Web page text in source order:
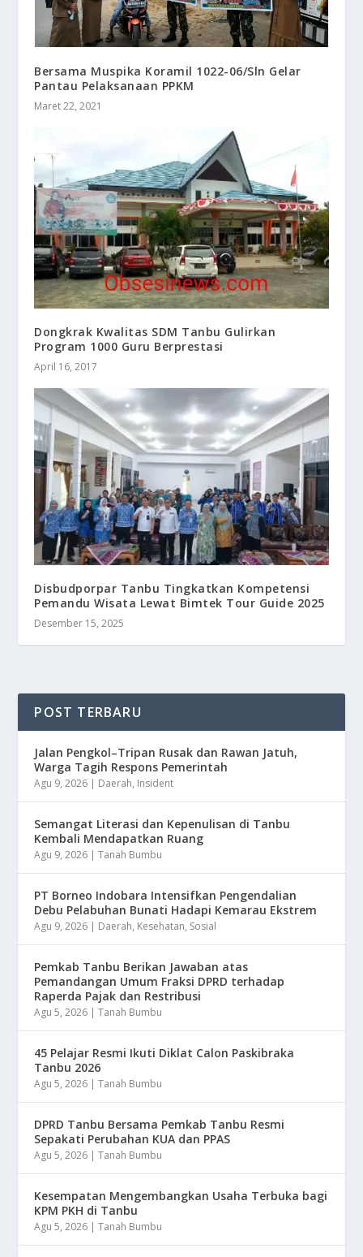
Bersama Muspika Koramil 1022-06/Sln Gelar
Pantau Pelaksanaan PPKM
Maret 22, 2021
Dongkrak Kwalitas SDM Tanbu Gulirkan
Program 1000 Guru Berprestasi
April 16, 2017
Disbudporpar Tanbu Tingkatkan Kompetensi
Pemandu Wisata Lewat Bimtek Tour Guide 2025
Desember 15, 2025
POST TERBARU
Jalan Pengkol–Tripan Rusak dan Rawan Jatuh,
Warga Tagih Respons Pemerintah
Agu 9, 2026 | Daerah, Insident
Semangat Literasi dan Kepenulisan di Tanbu
Kembali Mendapatkan Ruang
Agu 9, 2026 |Tanah Bumbu
​PT Borneo Indobara Intensifkan Pengendalian
Debu Pelabuhan Bunati Hadapi Kemarau Ekstrem
Agu 9, 2026 | Daerah, Kesehatan, Sosial
Pemkab Tanbu Berikan Jawaban atas
Pemandangan Umum Fraksi DPRD terhadap
Raperda Pajak dan Restribusi
Agu 5, 2026 |Tanah Bumbu
45 Pelajar Resmi Ikuti Diklat Calon Paskibraka
Tanbu 2026
Agu 5, 2026 |Tanah Bumbu
DPRD Tanbu Bersama Pemkab Tanbu Resmi
Sepakati Perubahan KUA dan PPAS
Agu 5, 2026 |Tanah Bumbu
Kesempatan Mengembangkan Usaha Terbuka bagi
KPM PKH di Tanbu
Agu 5, 2026 |Tanah Bumbu